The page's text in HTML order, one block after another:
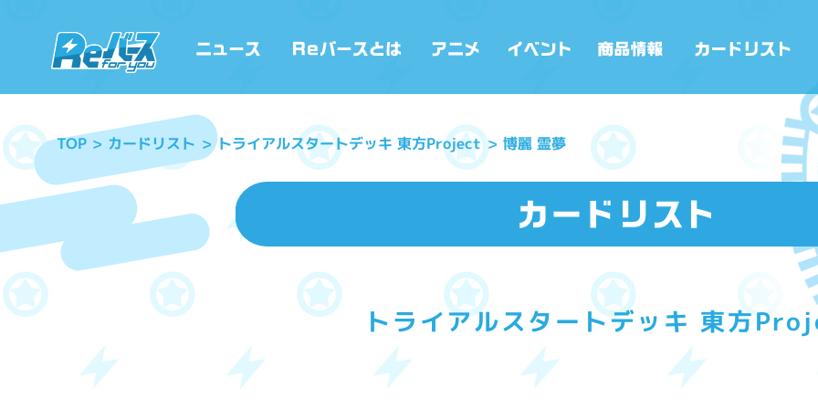
TOP カードリスト トライアルスタートデッキ 東方Project 博麗 霊夢
トライアルスタートデッキ 東方